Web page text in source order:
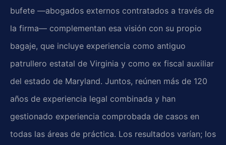
bufete —abogados externos contratados a través de
la firma— complementan esa visión con su propio
bagaje, que incluye experiencia como antiguo
patrullero estatal de Virginia y como ex fiscal auxiliar
del estado de Maryland. Juntos, reúnen más de 120
años de experiencia legal combinada y han
gestionado experiencia comprobada de casos en
todas las áreas de práctica. Los resultados varían; los